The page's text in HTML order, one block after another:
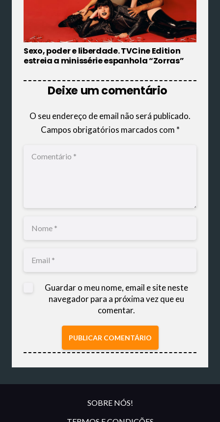
Sexo, poder e liberdade. TVCine Edition
estreia a minissérie espanhola “Zorras”
Deixe um comentário
O seu endereço de email não será publicado.
Campos obrigatórios marcados com *
Guardar o meu nome, email e site neste
navegador para a próxima vez que eu
comentar.
PUBLICAR COMENTÁRIO
SOBRE NÓS!